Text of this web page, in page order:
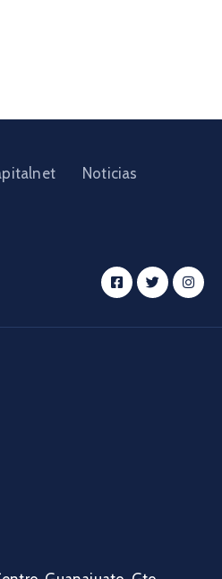
Noticias